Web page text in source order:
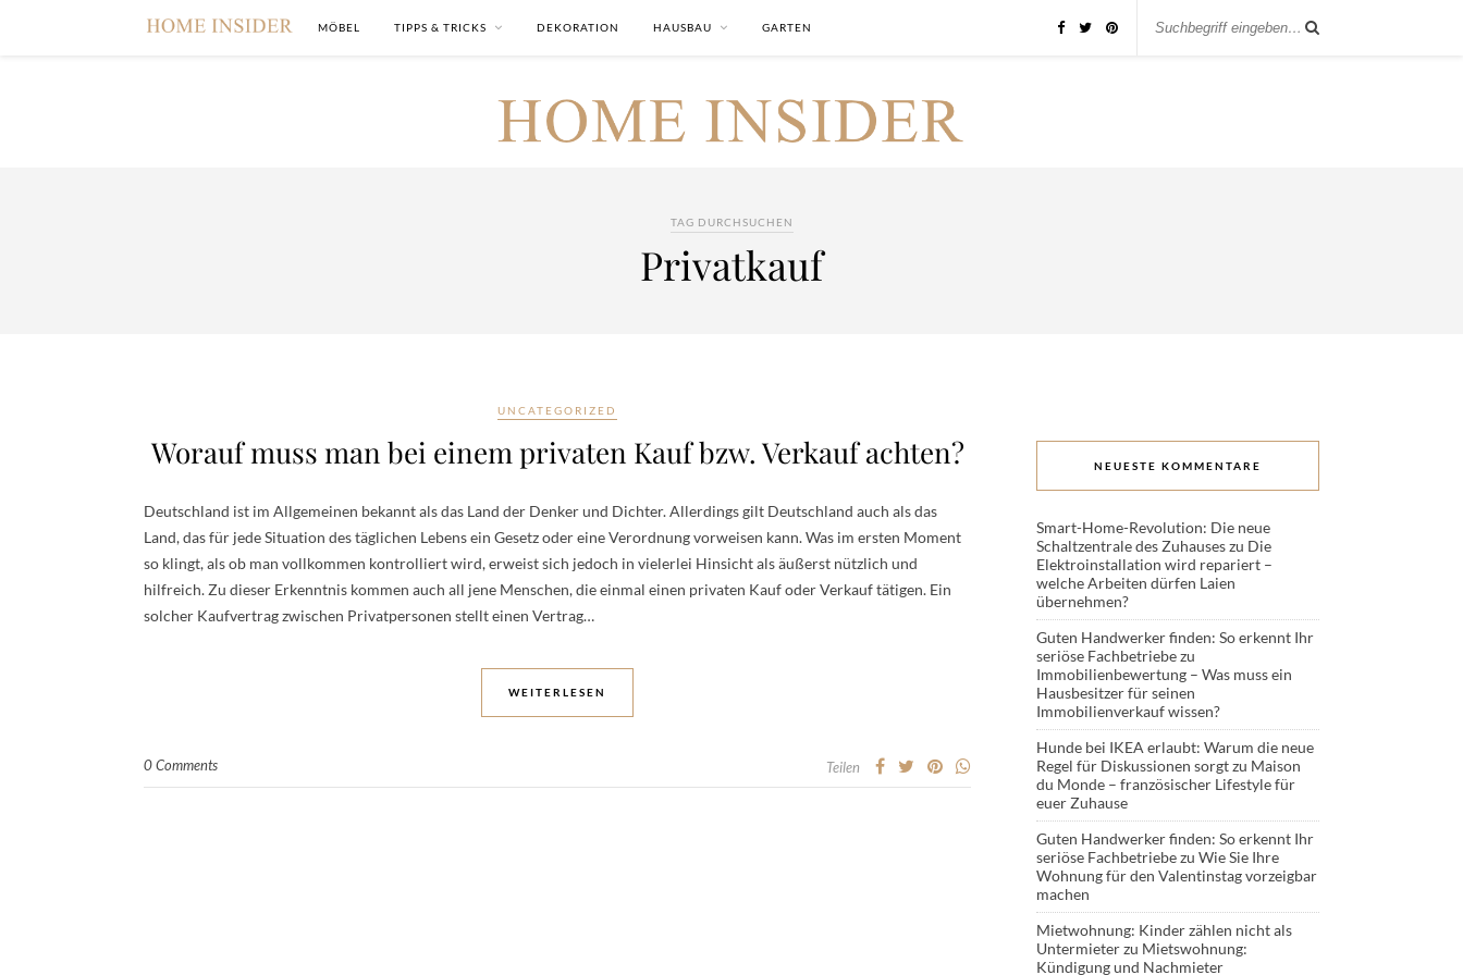
MÖBEL TIPPS & TRICKS DEKORATION HAUSBAU GARTEN
TAG DURCHSUCHEN
Privatkauf
UNCATEGORIZED
Worauf muss man bei einem privaten Kauf bzw. Verkauf achten?
Deutschland ist im Allgemeinen bekannt als das Land der Denker und Dichter. Allerdings gilt Deutschland auch als das
Land, das für jede Situation des täglichen Lebens ein Gesetz oder eine Verordnung vorweisen kann. Was im ersten Moment
so klingt, als ob man vollkommen kontrolliert wird, erweist sich jedoch in vielerlei Hinsicht als äußerst nützlich und
hilfreich. Zu dieser Erkenntnis kommen auch all jene Menschen, die einmal einen privaten Kauf oder Verkauf tätigen. Ein
solcher Kaufvertrag zwischen Privatpersonen stellt einen Vertrag…
WEITERLESEN
0 Comments Teilen
NEUESTE KOMMENTARE
Smart-Home-Revolution: Die neue
Schaltzentrale des Zuhauseszu Die
Elektroinstallation wird repariert –
welche Arbeiten dürfen Laien
übernehmen?
Guten Handwerker finden: So erkennt Ihr
seriöse Fachbetriebezu
Immobilienbewertung – Was muss ein
Hausbesitzer für seinen
Immobilienverkauf wissen?
Hunde bei IKEA erlaubt: Warum die neue
Regel für Diskussionen sorgtzu Maison
du Monde – französischer Lifestyle für
euer Zuhause
Guten Handwerker finden: So erkennt Ihr
seriöse Fachbetriebezu Wie Sie Ihre
Wohnung für den Valentinstag vorzeigbar
machen
Mietwohnung: Kinder zählen nicht als
Untermieterzu Mietswohnung:
Kündigung und Nachmieter